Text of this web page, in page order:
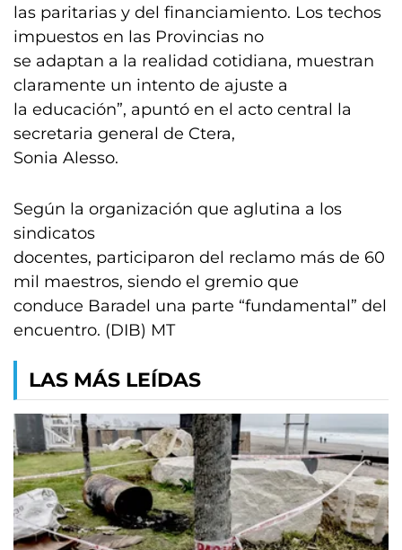
las paritarias y del financiamiento. Los techos
impuestos en las Provincias no
se adaptan a la realidad cotidiana, muestran
claramente un intento de ajuste a
la educación”, apuntó en el acto central la
secretaria general de Ctera,
Sonia Alesso.
Según la organización que aglutina a los
sindicatos
docentes, participaron del reclamo más de 60
mil maestros, siendo el gremio que
conduce Baradel una parte “fundamental” del
encuentro. (DIB) MT
LAS MÁS LEÍDAS